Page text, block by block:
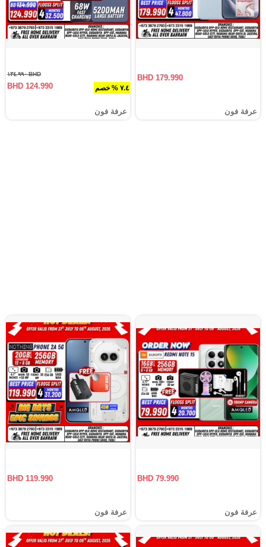
BHD 179.990
عرفة فون
٧.٤ % خصم
BHD ١٣٤.٩٩٠
BHD 124.990
عرفة فون
BHD 79.990
عرفة فون
BHD 119.990
عرفة فون